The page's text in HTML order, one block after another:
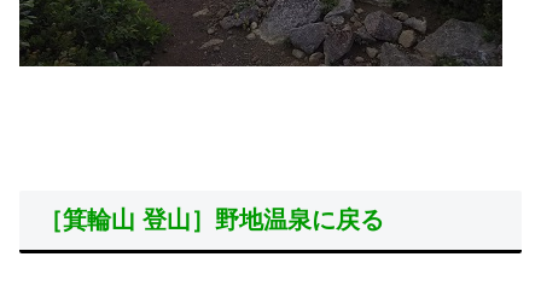
［箕輪山 登山］野地温泉に戻る